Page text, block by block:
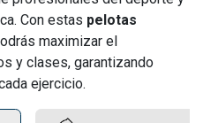
Con estas pelotas
maximizar el
y clases, garantizando
ejercicio.